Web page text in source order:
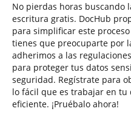
No pierdas horas buscando
escritura gratis. DocHub
para simplificar este
tienes que preocuparte por
adherimos a las
para proteger tus datos
seguridad. Regístrate para
lo fácil que es trabajar en
eficiente. ¡Pruébalo ahora!